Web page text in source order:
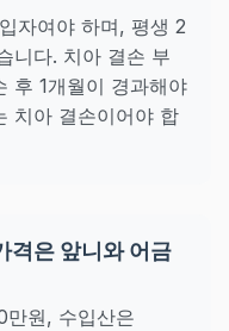
자여야 하며, 평생 2
니다. 치아 결손 부
후 1개월이 경과해야
치아 결손이어야 합
격은 앞니와 어금
만원, 수입산은